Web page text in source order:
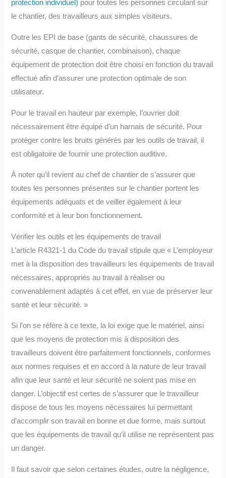
protection individuel) pour toutes les personnes circulant sur
le chantier, des travailleurs aux simples visiteurs.
Outre les EPI de base (gants de sécurité, chaussures de
sécurité, casque de chantier, combinaison), chaque
équipement de protection doit être choisi en fonction du travail
effectué afin d’assurer une protection optimale de son
utilisateur.
Pour le travail en hauteur par exemple, l’ouvrier doit
nécessairement être équipé d’un harnais de sécurité. Pour
protéger contre les bruits générés par les outils de travail, il
est obligatoire de fournir une protection auditive.
À noter qu’il revient au chef de chantier de s’assurer que
toutes les personnes présentes sur le chantier portent les
équipements adéquats et de veiller également à leur
conformité et à leur bon fonctionnement.
Vérifier les outils et les équipements de travail
L’article R4321-1 du Code du travail stipule que « L’employeur
met à la disposition des travailleurs les équipements de travail
nécessaires, appropriés au travail à réaliser ou
convenablement adaptés à cet effet, en vue de préserver leur
santé et leur sécurité. »
Si l’on se réfère à ce texte, la loi exige que le matériel, ainsi
que les moyens de protection mis à disposition des
travailleurs doivent être parfaitement fonctionnels, conformes
aux normes requises et en accord à la nature de leur travail
afin que leur santé et leur sécurité ne soient pas mise en
danger. L’objectif est certes de s’assurer que le travailleur
dispose de tous les moyens nécessaires lui permettant
d’accomplir son travail en bonne et due forme, mais surtout
que les équipements de travail qu’il utilise ne représentent pas
un danger.
Il faut savoir que selon certaines études, outre la négligence,